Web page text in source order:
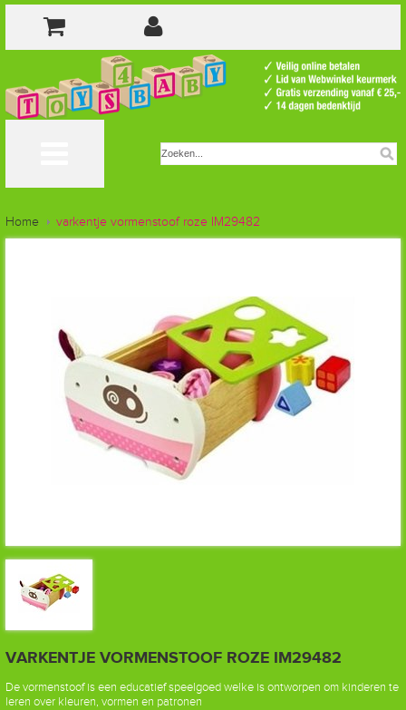
Home varkentje vormenstoof roze IM29482
VARKENTJE VORMENSTOOF ROZE IM29482
De vormenstoof is een educatief speelgoed welke is ontworpen om kinderen te
leren over kleuren, vormen en patronen